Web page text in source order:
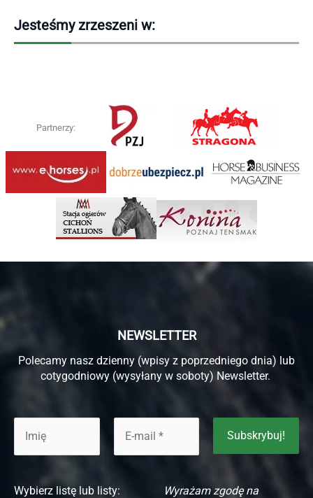
Jesteśmy zrzeszeni w:
Partnerzy:
NEWSLETTER
Polecamy nasz dzienny (wpisy z poprzedniego dnia) lub
cotygodniowy (wysyłany w soboty) Newsletter.
Wybierz listę lub listy:
Wyrażam zgodę na